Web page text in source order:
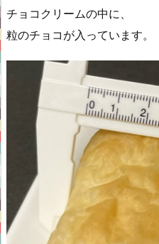
チョコクリームの中に、
粒のチョコが入っています。